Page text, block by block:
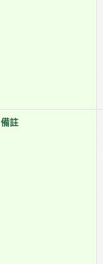
備註